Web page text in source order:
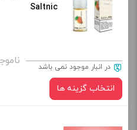
برای فعال شدن سبد خرید و
از کادر بالا انتخاب کنید.
+
Saltnic
در انبار موجود نمی باشد
انتخاب گزینه ها